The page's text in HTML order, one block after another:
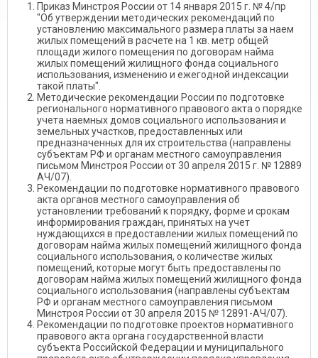
Приказ Минстроя России от 14 января 2015 г. № 4/пр
"Об утверждении методических рекомендаций по
установлению максимального размера платы за наем
жилых помещений в расчете на 1 кв. метр общей
площади жилого помещения по договорам найма
жилых помещений жилищного фонда социального
использования, изменению и ежегодной индексации
такой платы".
Методические рекомендации России по подготовке
регионального нормативного правового акта о порядке
учета наемных домов социального использования и
земельных участков, предоставленных или
предназначенных для их строительства (направлены
субъектам РФ и органам местного самоуправления
письмом Минстроя России от 30 апреля 2015 г. № 12889
АЧ/07).
Рекомендации по подготовке нормативного правового
акта органов местного самоуправления об
установлении требований к порядку, форме и срокам
информирования граждан, принятых на учет
нуждающихся в предоставлении жилых помещений по
договорам найма жилых помещений жилищного фонда
социального использования, о количестве жилых
помещений, которые могут быть предоставлены по
договорам найма жилых помещений жилищного фонда
социального использования (направлены субъектам
РФ и органам местного самоуправления письмом
Минстроя России от 30 апреля 2015 № 12891-АЧ/07).
Рекомендации по подготовке проектов нормативного
правового акта органа государственной власти
субъекта Российской Федерации и муниципального